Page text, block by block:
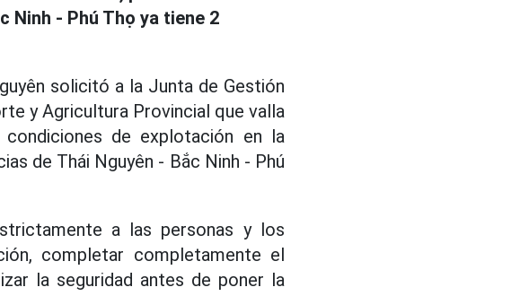
Ninh - Phú Thọ ya tiene 2
solicitó a la Junta de Gestión
y Agricultura Provincial que valla
de explotación en la
de Thái Nguyên - Bắc Ninh - Phú
a las personas y los
completar completamente el
la seguridad antes de poner la